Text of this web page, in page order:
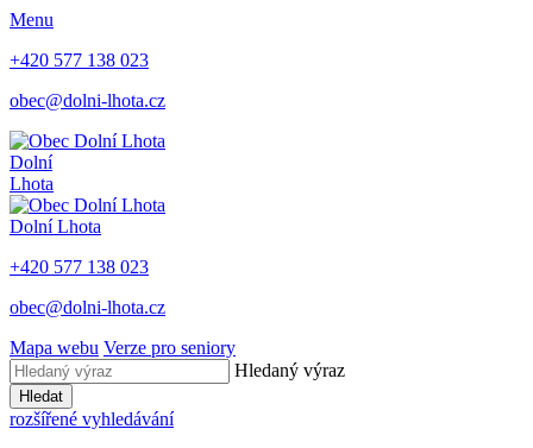
Menu
+420 577 138 023
obec@dolni-lhota.cz
Dolní
Lhota
Dolní Lhota
+420 577 138 023
obec@dolni-lhota.cz
Mapa webu Verze pro seniory
Hledaný výraz
Hledat
rozšířené vyhledávání